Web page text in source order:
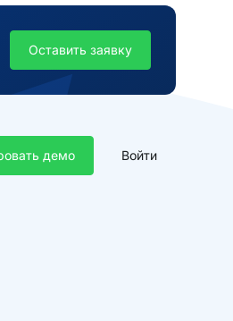
Оставить заявку
демо Войти